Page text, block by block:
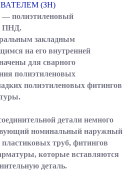
(ЗН)
— полиэтиленовый
ПНД.
закладным
на его внутренней
для сварного
полиэтиленовых
полиэтиленовых фитингов
детали немного
номинальный наружный
труб, фитингов
которые вставляются
деталь.